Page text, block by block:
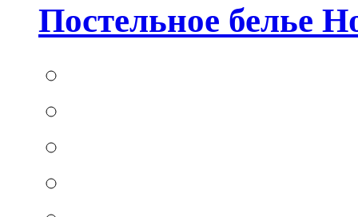
Постельное белье